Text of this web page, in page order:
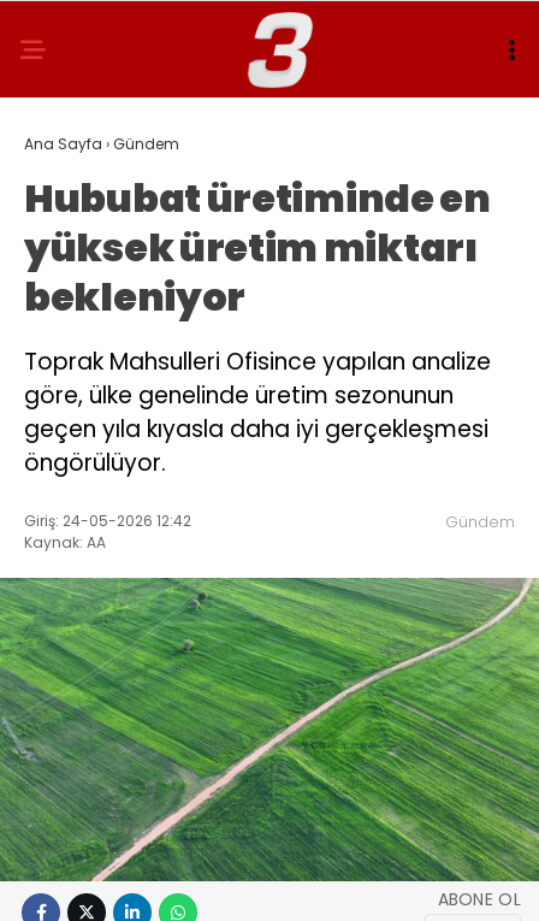
Ana Sayfa ›Gündem
Hububat üretiminde en
yüksek üretim miktarı
bekleniyor
Toprak Mahsulleri Ofisince yapılan analize
göre, ülke genelinde üretim sezonunun
geçen yıla kıyasla daha iyi gerçekleşmesi
öngörülüyor.
Giriş: 24-05-2026 12:42
Kaynak: AA
Gündem
ABONE OL